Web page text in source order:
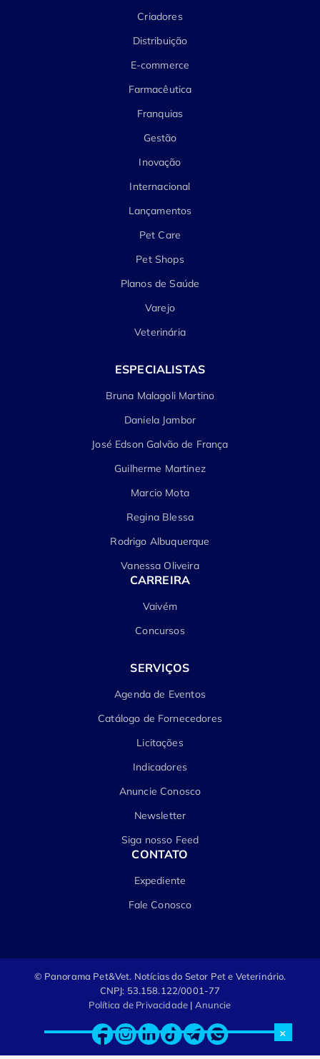
×
Criadores
Distribuição
E-commerce
Farmacêutica
Franquias
Gestão
Inovação
Internacional
Lançamentos
Pet Care
Pet Shops
Planos de Saúde
Varejo
Veterinária
ESPECIALISTAS
Bruna Malagoli Martino
Daniela Jambor
José Edson Galvão de França
Guilherme Martinez
Marcio Mota
Regina Blessa
Rodrigo Albuquerque
Vanessa Oliveira
CARREIRA
Vaivém
Concursos
SERVIÇOS
Agenda de Eventos
Catálogo de Fornecedores
Licitações
Indicadores
Anuncie Conosco
Newsletter
Siga nosso Feed
CONTATO
Expediente
Fale Conosco
© Panorama Pet&Vet. Notícias do Setor Pet e Veterinário.
CNPJ: 53.158.122/0001-77
Política de Privacidade | Anuncie